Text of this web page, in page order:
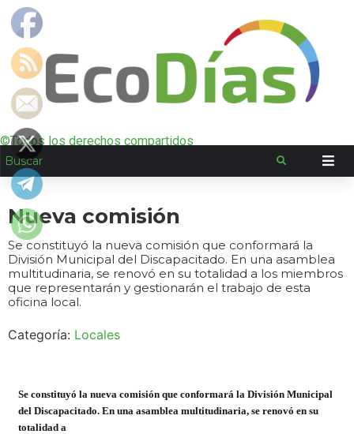
©Todos los derechos compartidos
Nueva comisión
Se constituyó la nueva comisión que conformará la
División Municipal del Discapacitado. En una asamblea
multitudinaria, se renovó en su totalidad a los miembros
que representarán y gestionarán el trabajo de esta
oficina local.
Categoría: Locales
Se constituyó la nueva comisión que conformará la División Municipal
del Discapacitado. En una asamblea multitudinaria, se renovó en su
totalidad a